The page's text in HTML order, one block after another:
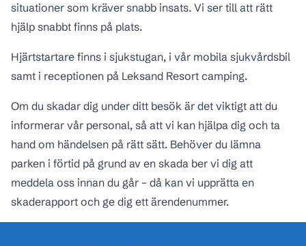
situationer som kräver snabb insats. Vi ser till att rätt
hjälp snabbt finns på plats.
Hjärtstartare finns i sjukstugan, i vår mobila sjukvårdsbil
samt i receptionen på Leksand Resort camping.
Om du skadar dig under ditt besök är det viktigt att du
informerar vår personal, så att vi kan hjälpa dig och ta
hand om händelsen på rätt sätt. Behöver du lämna
parken i förtid på grund av en skada ber vi dig att
meddela oss innan du går – då kan vi upprätta en
skaderapport och ge dig ett ärendenummer.